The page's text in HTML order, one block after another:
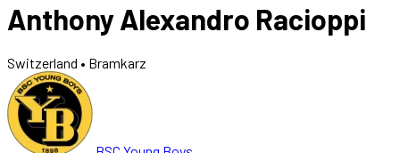
Anthony Alexandro Racioppi
Switzerland • Bramkarz